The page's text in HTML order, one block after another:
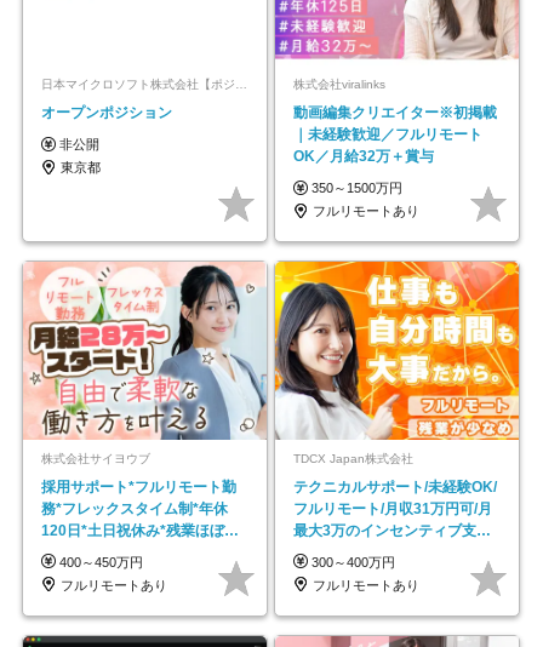
日本マイクロソフト株式会社【ポジションマッチ登録】
オープンポジション
非公開
東京都
株式会社viralinks
動画編集クリエイター※初掲載
｜未経験歓迎／フルリモート
OK／月給32万＋賞与
350～1500万円
フルリモートあり
株式会社サイヨウブ
採用サポート*フルリモート勤
務*フレックスタイム制*年休
120日*土日祝休み*残業ほぼな
し*育児中社員8割以上
400～450万円
フルリモートあり
TDCX Japan株式会社
テクニカルサポート/未経験OK/
フルリモート/月収31万円可/月
最大3万のインセンティブ支給/
平均年齢33歳
300～400万円
フルリモートあり